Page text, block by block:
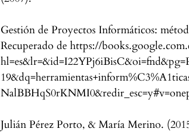
Gestión de Proyectos Informáticos:
Recuperado de https://
Julián Pérez Porto, & María Merino.